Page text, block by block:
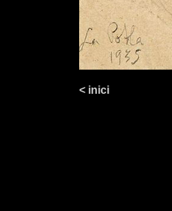
< inici